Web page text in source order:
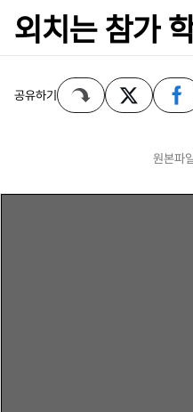
외치는 참가
공유하기
원본파